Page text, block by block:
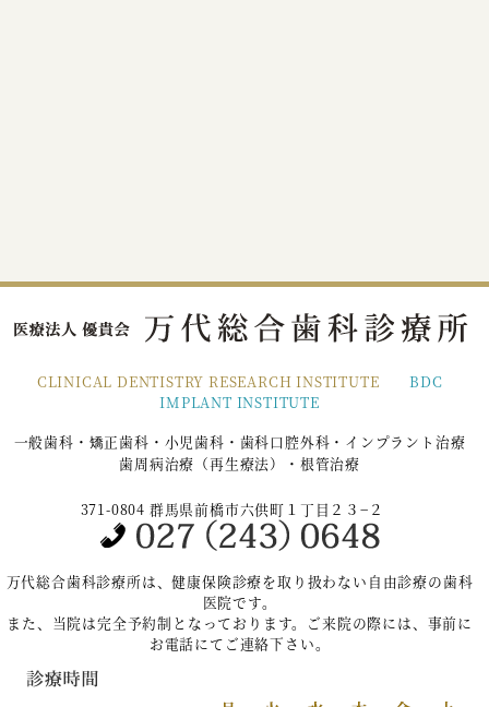
CLINICAL DENTISTRY RESEARCH INSTITUTE
BDC
IMPLANT INSTITUTE
一般歯科・矯正歯科・小児歯科・歯科口腔外科・インプラント治療
歯周病治療（再生療法）・根管治療
371-0804 群馬県前橋市六供町１丁目２３−２
万代総合歯科診療所は、健康保険診療を取り扱わない自由診療の歯科
医院です。
また、当院は完全予約制となっております。ご来院の際には、事前に
お電話にてご連絡下さい。